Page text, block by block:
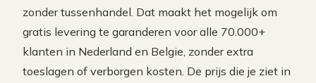
zonder tussenhandel. Dat maakt het mogelijk om
gratis levering te garanderen voor alle 70.000+
klanten in Nederland en Belgie, zonder extra
toeslagen of verborgen kosten. De prijs die je ziet in